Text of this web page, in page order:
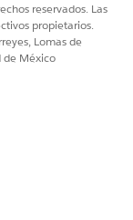
reservados. Las
propietarios.
Lomas de
de México